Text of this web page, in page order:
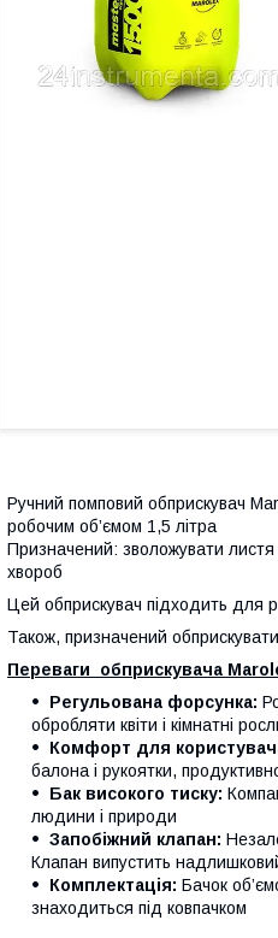
Ручний помповий обприскувач
робочим об’ємом 1,5 літра
Призначений: зволожувати
хвороб
Цей обприскувач підходить для
Також, призначений
Переваги обприскувача
Регульована форсунка:
обробляти квіти і кімнатні
Комфорт для
балона і рукоятки,
Бак високого тиску:
людини і природи
Запобіжний клапан:
Клапан випустить
Комплектація: Бачок
знаходиться під ковпачком